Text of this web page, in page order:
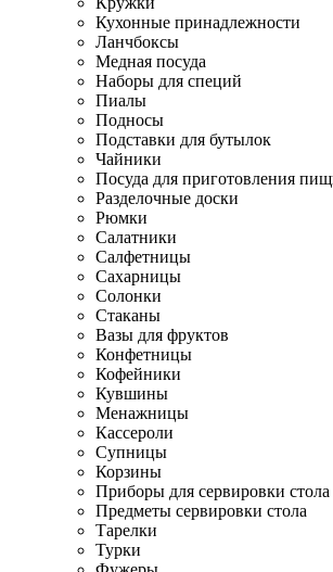
Кухонные принадлежности
Ланчбоксы
Медная посуда
Наборы для специй
Пиалы
Подносы
Подставки для бутылок
Чайники
Посуда для приготовления
Разделочные доски
Рюмки
Салатники
Салфетницы
Сахарницы
Солонки
Стаканы
Вазы для фруктов
Конфетницы
Кофейники
Кувшины
Менажницы
Кассероли
Супницы
Корзины
Приборы для сервировки стола
Предметы сервировки стола
Тарелки
Турки